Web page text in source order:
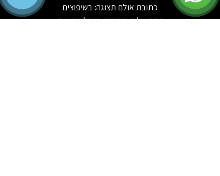
כתובת אולם תצוגה: בשיפוצים
כתבו עלינו ביקורות בגוגל מקומות